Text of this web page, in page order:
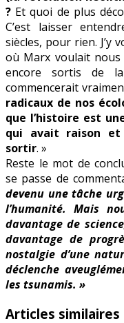
? Et quoi de plus
C’est laisser
siècles, pour rien. J’y
où Marx voulait nous
encore sortis de
commencerait
radicaux de nos
que l’histoire est
qui avait raison et
sortir. »
Reste le mot de
se passe de
devenu une tâche
l’humanité. Mais
davantage de
davantage de
nostalgie d’une
déclenche
les tsunamis. »
Articles similaires